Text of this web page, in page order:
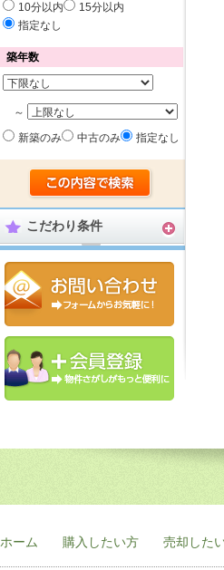
10分以内
15分以内
指定なし
築年数
～
新築のみ
中古のみ 指定なし
こだわり条件
ホーム 購入したい方 売却した